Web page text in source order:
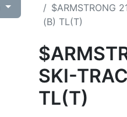
$ARMSTRONG
(B) TL(T)
SKI-
TL(T)